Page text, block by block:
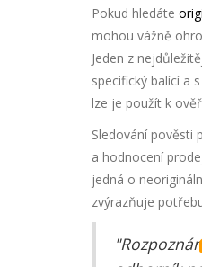
Pokud hledáte
mohou vážně
Jeden z
specifický balící a
lze je použít k
Sledování pověsti
a hodnocení
jedná o
zvýrazňuje